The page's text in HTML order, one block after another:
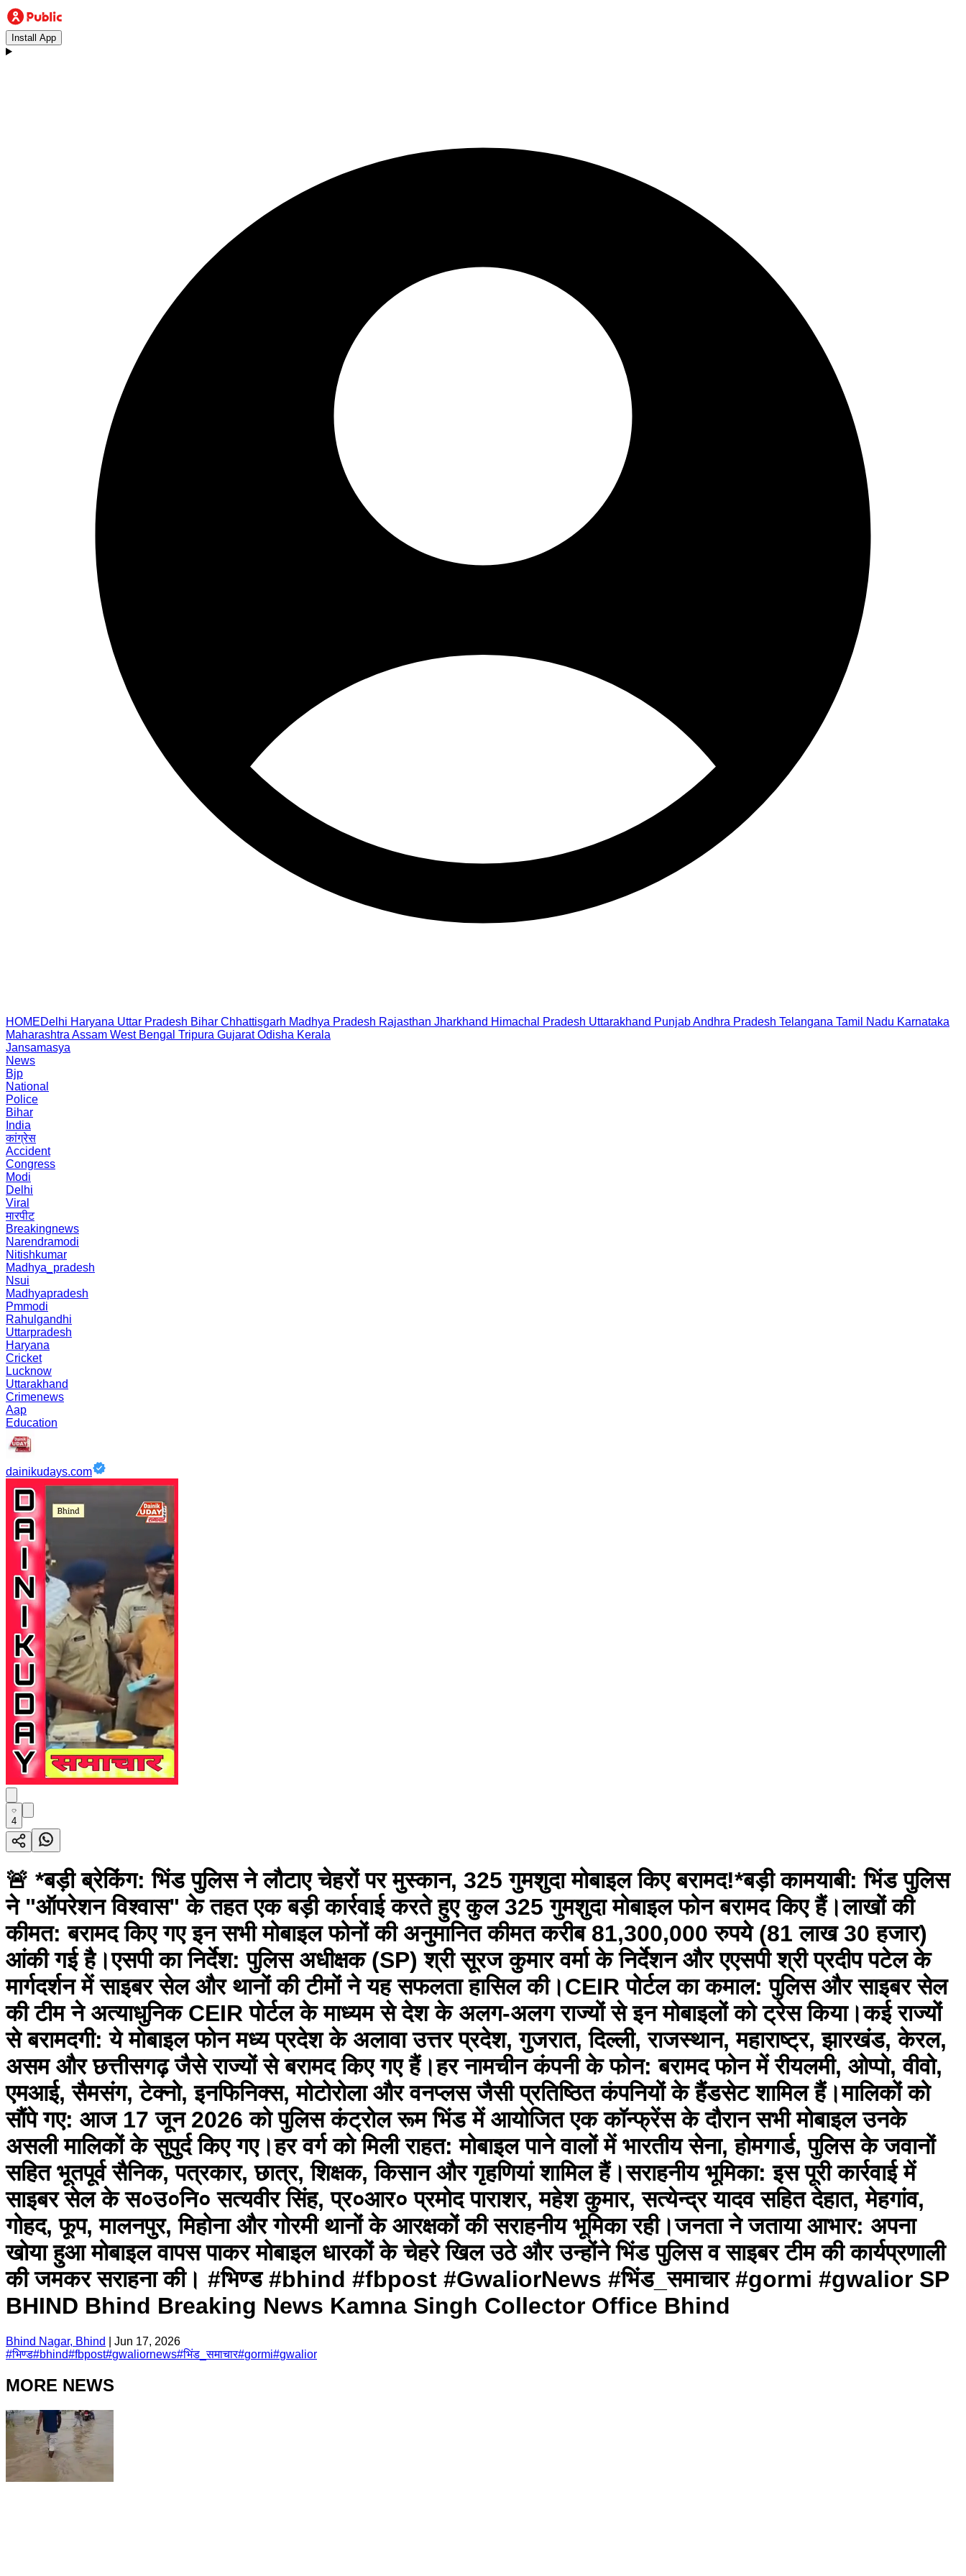
Install App
HOMEDelhi Haryana Uttar Pradesh Bihar Chhattisgarh Madhya Pradesh Rajasthan Jharkhand Himachal Pradesh Uttarakhand PunjabAndhra Pradesh Telangana Tamil Nadu Karnataka
Maharashtra Assam West Bengal Tripura Gujarat Odisha Kerala
Jansamasya
News
Bjp
National
Police
Bihar
India
कांग्रेस
Accident
Congress
Modi
Delhi
Viral
मारपीट
Breakingnews
Narendramodi
Nitishkumar
Madhya_pradesh
Nsui
Madhyapradesh
Pmmodi
Rahulgandhi
Uttarpradesh
Haryana
Cricket
Lucknow
Uttarakhand
Crimenews
Aap
Education
dainikudays.com
4
🚨 *बड़ी ब्रेकिंग: भिंड पुलिस ने लौटाए चेहरों पर मुस्कान, 325 गुमशुदा मोबाइल किए बरामद!* ​बड़ी कामयाबी: भिंड पुलिस
ने "ऑपरेशन विश्वास" के तहत एक बड़ी कार्रवाई करते हुए कुल 325 गुमशुदा मोबाइल फोन बरामद किए हैं। ​लाखों की
कीमत: बरामद किए गए इन सभी मोबाइल फोनों की अनुमानित कीमत करीब 81,300,000 रुपये (81 लाख 30 हजार)
आंकी गई है। ​एसपी का निर्देश: पुलिस अधीक्षक (SP) श्री सूरज कुमार वर्मा के निर्देशन और एएसपी श्री प्रदीप पटेल के
मार्गदर्शन में साइबर सेल और थानों की टीमों ने यह सफलता हासिल की। ​CEIR पोर्टल का कमाल: पुलिस और साइबर सेल
की टीम ने अत्याधुनिक CEIR पोर्टल के माध्यम से देश के अलग-अलग राज्यों से इन मोबाइलों को ट्रेस किया। ​कई राज्यों
से बरामदगी: ये मोबाइल फोन मध्य प्रदेश के अलावा उत्तर प्रदेश, गुजरात, दिल्ली, राजस्थान, महाराष्ट्र, झारखंड, केरल,
असम और छत्तीसगढ़ जैसे राज्यों से बरामद किए गए हैं। ​हर नामचीन कंपनी के फोन: बरामद फोन में रीयलमी, ओप्पो, वीवो,
एमआई, सैमसंग, टेक्नो, इनफिनिक्स, मोटोरोला और वनप्लस जैसी प्रतिष्ठित कंपनियों के हैंडसेट शामिल हैं। ​मालिकों को
सौंपे गए: आज 17 जून 2026 को पुलिस कंट्रोल रूम भिंड में आयोजित एक कॉन्फ्रेंस के दौरान सभी मोबाइल उनके
असली मालिकों के सुपुर्द किए गए। ​हर वर्ग को मिली राहत: मोबाइल पाने वालों में भारतीय सेना, होमगार्ड, पुलिस के जवानों
सहित भूतपूर्व सैनिक, पत्रकार, छात्र, शिक्षक, किसान और गृहणियां शामिल हैं। ​सराहनीय भूमिका: इस पूरी कार्रवाई में
साइबर सेल के स०उ०नि० सत्यवीर सिंह, प्र०आर० प्रमोद पाराशर, महेश कुमार, सत्येन्द्र यादव सहित देहात, मेहगांव,
गोहद, फूप, मालनपुर, मिहोना और गोरमी थानों के आरक्षकों की सराहनीय भूमिका रही।​जनता ने जताया आभार: अपना
खोया हुआ मोबाइल वापस पाकर मोबाइल धारकों के चेहरे खिल उठे और उन्होंने भिंड पुलिस व साइबर टीम की कार्यप्रणाली
की जमकर सराहना की। #भिण्ड #bhind #fbpost #GwaliorNews #भिंड_समाचार #gormi #gwalior SP
BHIND Bhind Breaking News Kamna Singh Collector Office Bhind
Bhind Nagar, Bhind
Jun 17, 2026
#भिण्ड#bhind#fbpost#gwaliornews#भिंड_समाचार#gormi#gwalior
MORE NEWS